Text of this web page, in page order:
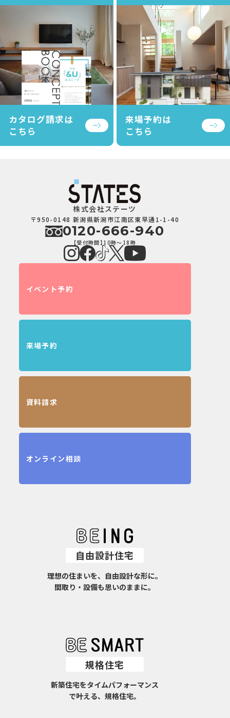
カタログ請求は
こちら
来場予約は
こちら
株式会社ステーツ
〒950-0148 新潟県新潟市江南区東早通1-1-40
0120-666-940
【受付時間】10時～18時
イベント予約
来場予約
資料請求
オンライン相談
自由設計住宅
理想の住まいを、自由設計な形に。
間取り・設備も思いのままに。
規格住宅
新築住宅をタイムパフォーマンス
で叶える、規格住宅。